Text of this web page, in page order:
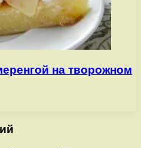
на творожном